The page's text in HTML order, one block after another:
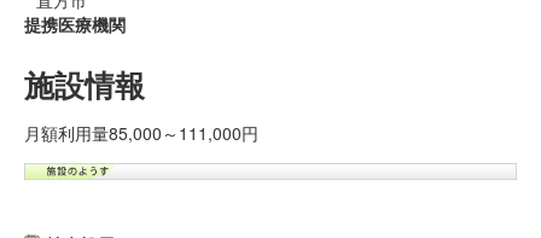
提携医療機関
施設情報
月額利用量85,000～111,000円